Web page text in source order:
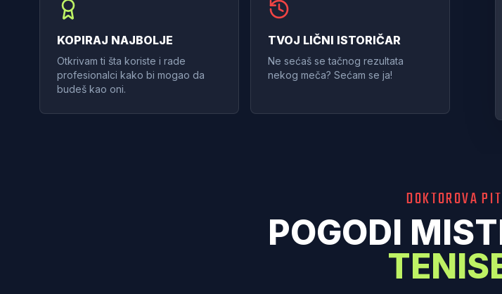
KOPIRAJ NAJBOLJE
Otkrivam ti šta koriste i rade
profesionalci kako bi mogao da
budeš kao oni.
TVOJ LIČNI ISTORIČAR
Ne sećaš se tačnog rezultata
nekog meča? Sećam se ja!
DOKTOROVA
POGODI